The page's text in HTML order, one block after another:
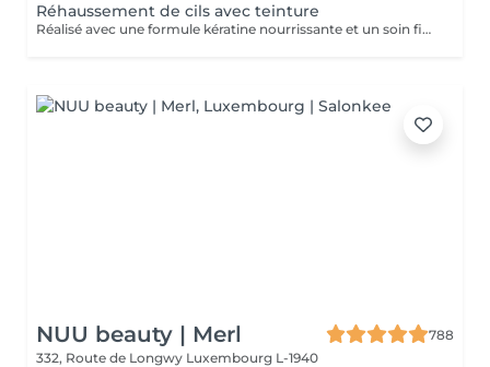
Réhaussement de cils avec teinture
Réalisé avec une formule kératine nourrissante et un soin fixateur, il offre un effet mascara longue durée (6 à 8 semaines)
NUU beauty | Merl
788
332, Route de Longwy Luxembourg L-1940